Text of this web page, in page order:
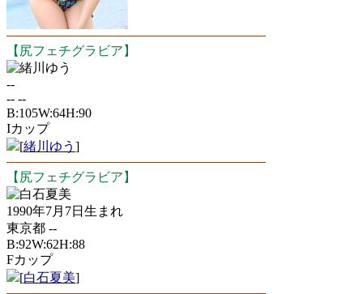
【尻フェチグラビア】
緒川ゆう
--
-- --
B:105W:64H:90
Iカップ
[緒川ゆう ]
【尻フェチグラビア】
白石夏美
1990年7月7日生まれ
東京都 --
B:92W:62H:88
Fカップ
[白石夏美]